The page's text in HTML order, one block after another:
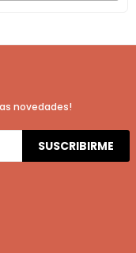
novedades!
SUSCRIBIRME